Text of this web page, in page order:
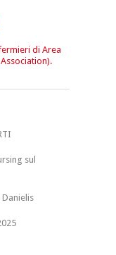
di Area
sul